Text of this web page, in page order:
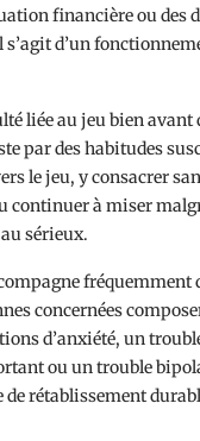
financière ou des
d’un
liée au jeu bien
par des habitudes
le jeu, y consacrer
continuer à miser
sérieux.
fréquemment
concernées
d’anxiété, un
ou un trouble
de rétablissement